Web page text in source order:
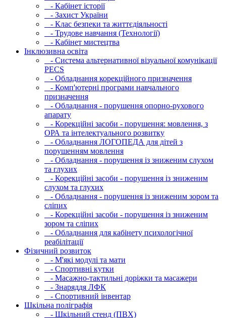
- Кабінет історії
- Захист України
- Клас безпеки та життєдіяльності
- Трудове навчання (Технології)
- Кабінет мистецтва
Інклюзивна освіта
- Система альтернативної візуальної комунікації
PECS
- Обладнання корекційного призначення
- Комп'ютерні програми навчального
призначення
- Обладнання - порушення опорно-рухового
апарату
- Корекційні засоби - порушення: мовлення, з
ОРА та інтелектуального розвитку
- Обладнання ЛОГОПЕДА для дітей з
порушенням мовлення
- Обладнання - порушення із зниженим слухом
та глухих
- Корекційні засоби - порушення із зниженим
слухом та глухих
- Обладнання - порушення із зниженим зором та
сліпих
- Корекційні засоби - порушення із зниженим
зором та сліпих
- Обладнання для кабінету психологічної
реабілітації
Фізичний розвиток
- М'які модулi та мати
- Спортивні кутки
- Масажно-тактильні доріжки та масажери
- Знаряддя ЛФК
- Спортивний інвентар
Шкільна поліграфія
- Шкільний стенд (ПВХ)